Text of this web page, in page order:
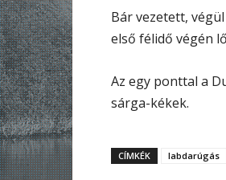
Bár vezetett,
első félidő végén
Az egy ponttal a
sárga-kékek.
CÍMKÉK labdarúgás